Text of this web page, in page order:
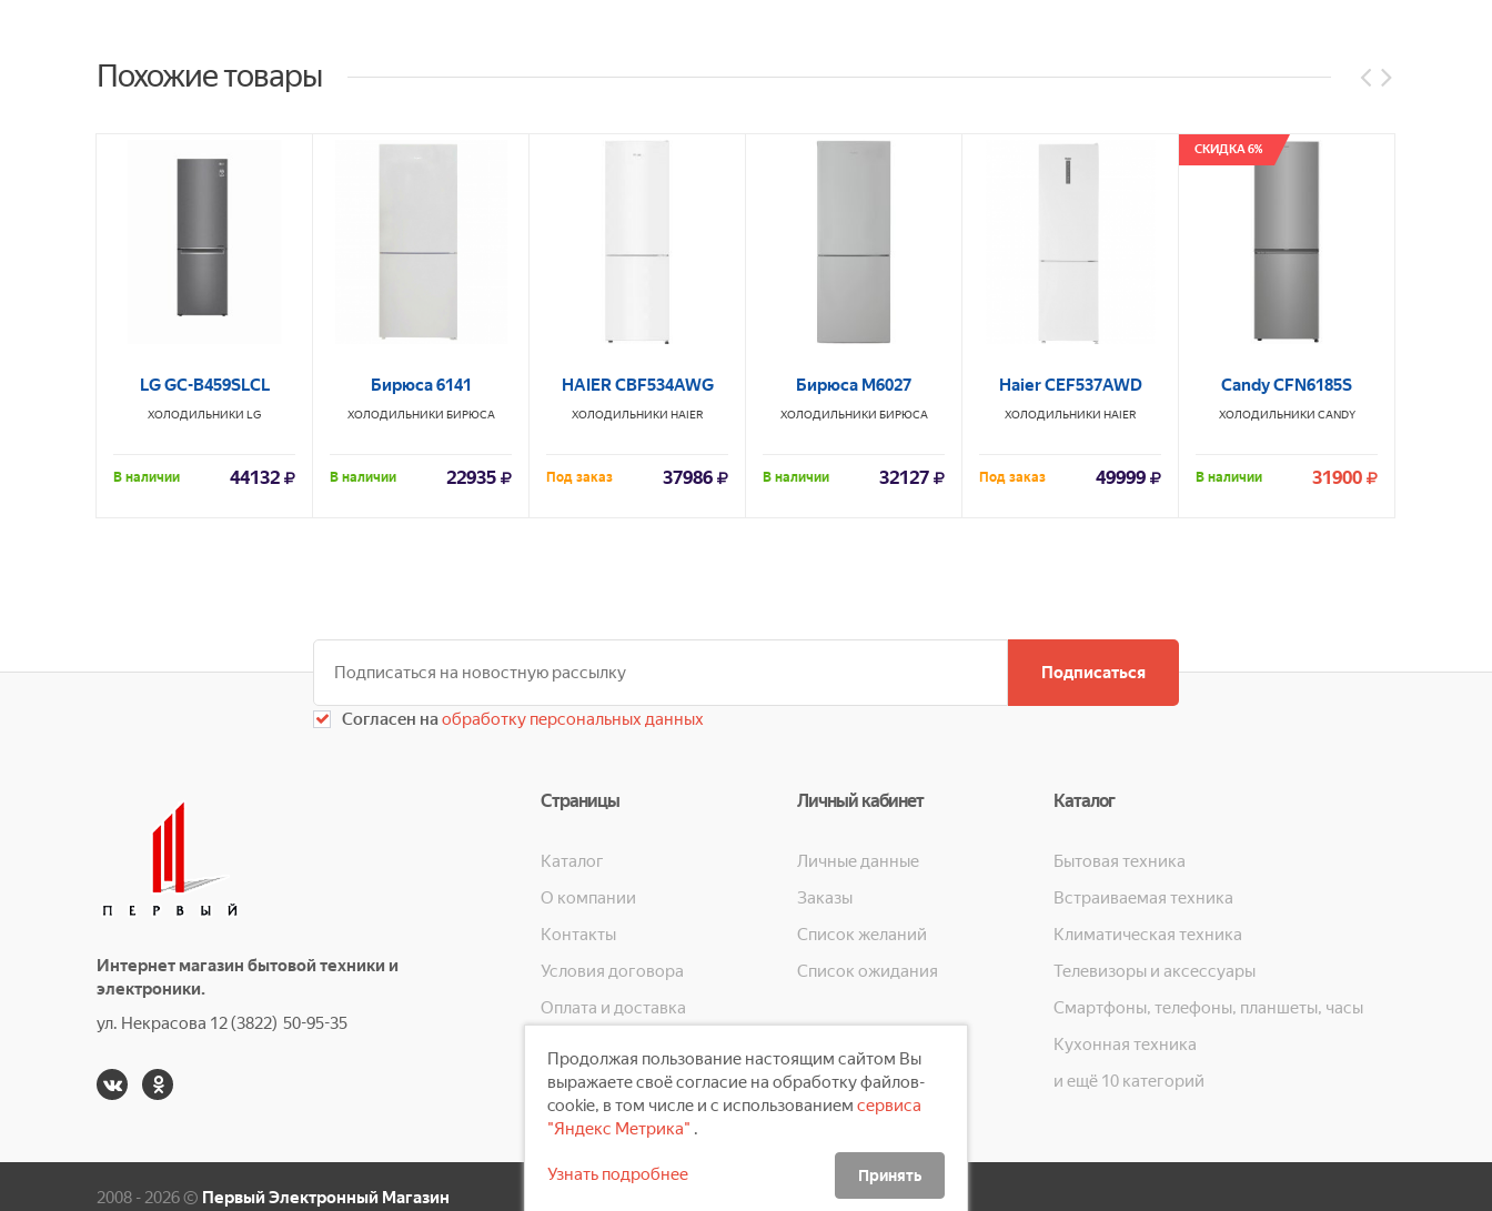
Похожие товары
LG GC-B459SLCL
ХОЛОДИЛЬНИКИ LG
В наличии 44132
Бирюса 6141
ХОЛОДИЛЬНИКИ БИРЮСА
В наличии 22935
HAIER CBF534AWG
ХОЛОДИЛЬНИКИ HAIER
Под заказ 37986
Бирюса М6027
ХОЛОДИЛЬНИКИ БИРЮСА
В наличии 32127
Haier CEF537AWD
ХОЛОДИЛЬНИКИ HAIER
Под заказ 49999
СКИДКА 6%
Candy CFN6185S
ХОЛОДИЛЬНИКИ CANDY
В наличии 31900
Подписаться
Согласен наобработку персональных данных
Интернет магазин бытовой техники и
электроники.
ул. Некрасова 12 (3822) 50-95-35
Страницы
Каталог
О компании
Контакты
Условия договора
Оплата и доставка
Скидки
Личный кабинет
Личные данные
Заказы
Список желаний
Список ожидания
Каталог
Бытовая техника
Встраиваемая техника
Климатическая техника
Телевизоры и аксессуары
Смартфоны, телефоны, планшеты, часы
Кухонная техника
и ещё 10 категорий
2008 - 2026 © Первый Электронный Магазин
Продолжая пользование настоящим сайтом Вы
выражаете своё согласие на обработку файлов-
cookie, в том числе и с использованием сервиса
"Яндекс Метрика" .
Узнать подробнее Принять